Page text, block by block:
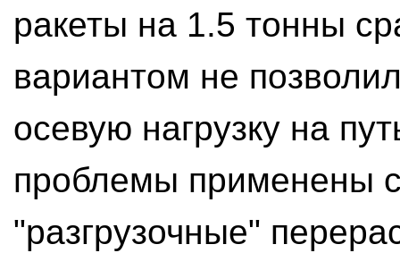
ракеты на 1.5 тонны
вариантом не
осевую нагрузку на
проблемы применены
"разгрузочные"